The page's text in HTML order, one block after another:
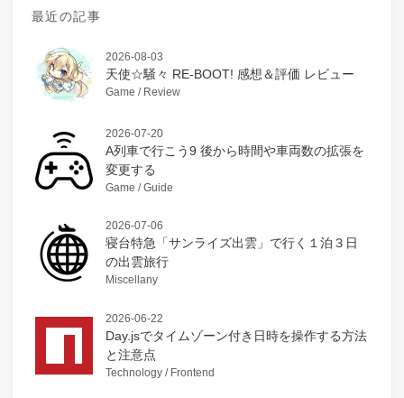
最近の記事
2026-08-03
天使☆騒々 RE-BOOT! 感想＆評価 レビュー
Game / Review
2026-07-20
A列車で行こう9 後から時間や車両数の拡張を
変更する
Game / Guide
2026-07-06
寝台特急「サンライズ出雲」で行く１泊３日
の出雲旅行
Miscellany
2026-06-22
Day.jsでタイムゾーン付き日時を操作する方法
と注意点
Technology / Frontend